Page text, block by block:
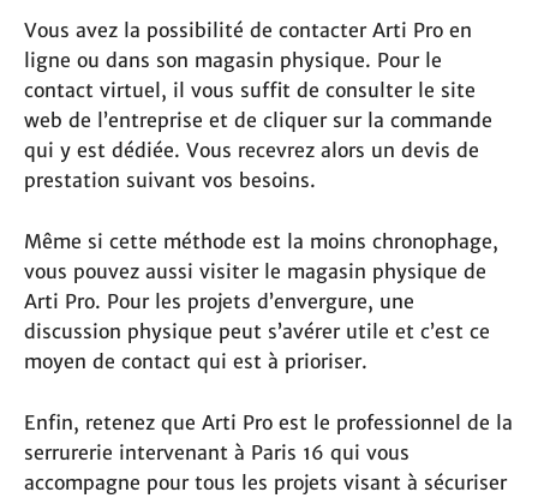
Vous avez la possibilité de contacter Arti Pro en
ligne ou dans son magasin physique. Pour le
contact virtuel, il vous suffit de consulter le site
web de l’entreprise et de cliquer sur la commande
qui y est dédiée. Vous recevrez alors un devis de
prestation suivant vos besoins.
Même si cette méthode est la moins chronophage,
vous pouvez aussi visiter le magasin physique de
Arti Pro. Pour les projets d’envergure, une
discussion physique peut s’avérer utile et c’est ce
moyen de contact qui est à prioriser.
Enfin, retenez que Arti Pro est le professionnel de la
serrurerie intervenant à Paris 16 qui vous
accompagne pour tous les projets visant à sécuriser